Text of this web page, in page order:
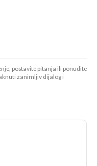
postavite pitanja ili ponudite
zanimljiv dijalog i